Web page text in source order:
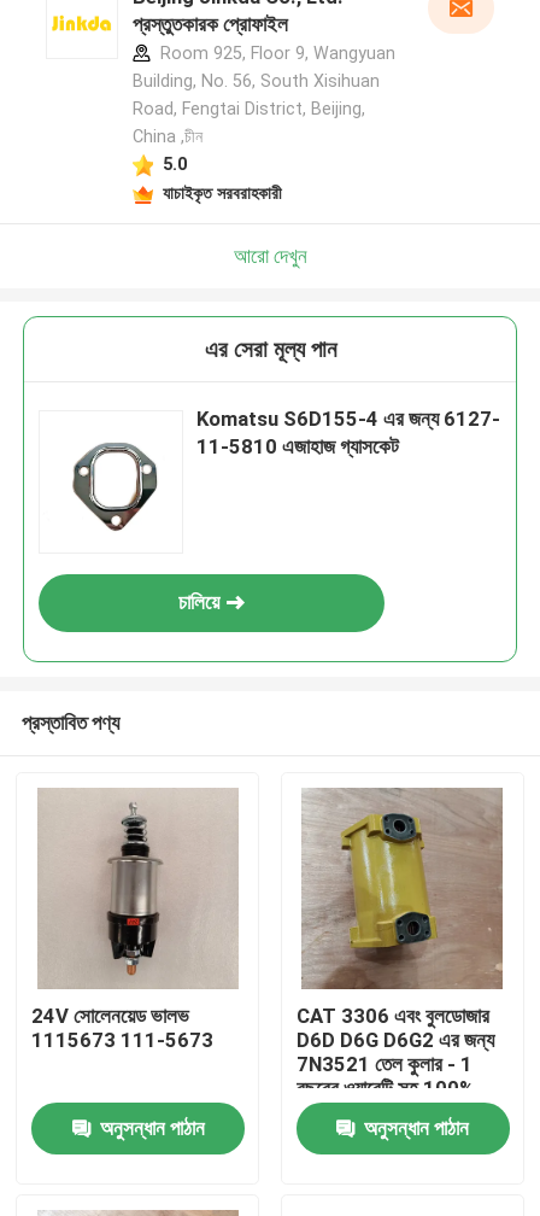
প্রস্তুতকারক প্রোফাইল
Room 925, Floor 9, Wangyuan
Building, No. 56, South Xisihuan
Road, Fengtai District, Beijing,
China ,চীন
5.0
যাচাইকৃত সরবরাহকারী
আরো দেখুন
এর সেরা মূল্য পান
Komatsu S6D155-4 এর জন্য 6127-
11-5810 এজাহাজ গ্যাসকেট
চালিয়ে
প্রস্তাবিত পণ্য
24V সোলেনয়েড ভালভ
1115673 111-5673
অনুসন্ধান পাঠান
CAT 3306 এবং বুলডোজার
D6D D6G D6G2 এর জন্য
7N3521 তেল কুলার - 1
বছরের ওয়ারেন্টি সহ 100%
নতুন
অনুসন্ধান পাঠান